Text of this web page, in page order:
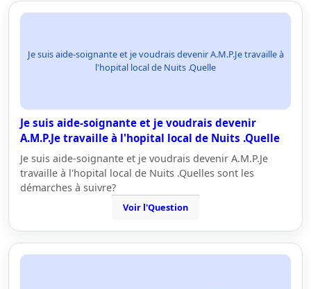
Je suis aide-soignante et je voudrais devenir A.M.P.Je travaille à
l'hopital local de Nuits .Quelle
Je suis aide-soignante et je voudrais devenir
A.M.P.Je travaille à l'hopital local de Nuits .Quelle
Je suis aide-soignante et je voudrais devenir A.M.P.Je
travaille à l'hopital local de Nuits .Quelles sont les
démarches à suivre?
Voir l'Question